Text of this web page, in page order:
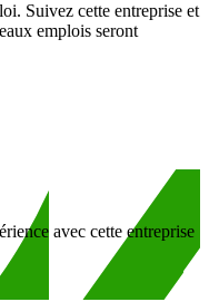
Suivez cette entreprise et
emplois seront
avec cette entreprise